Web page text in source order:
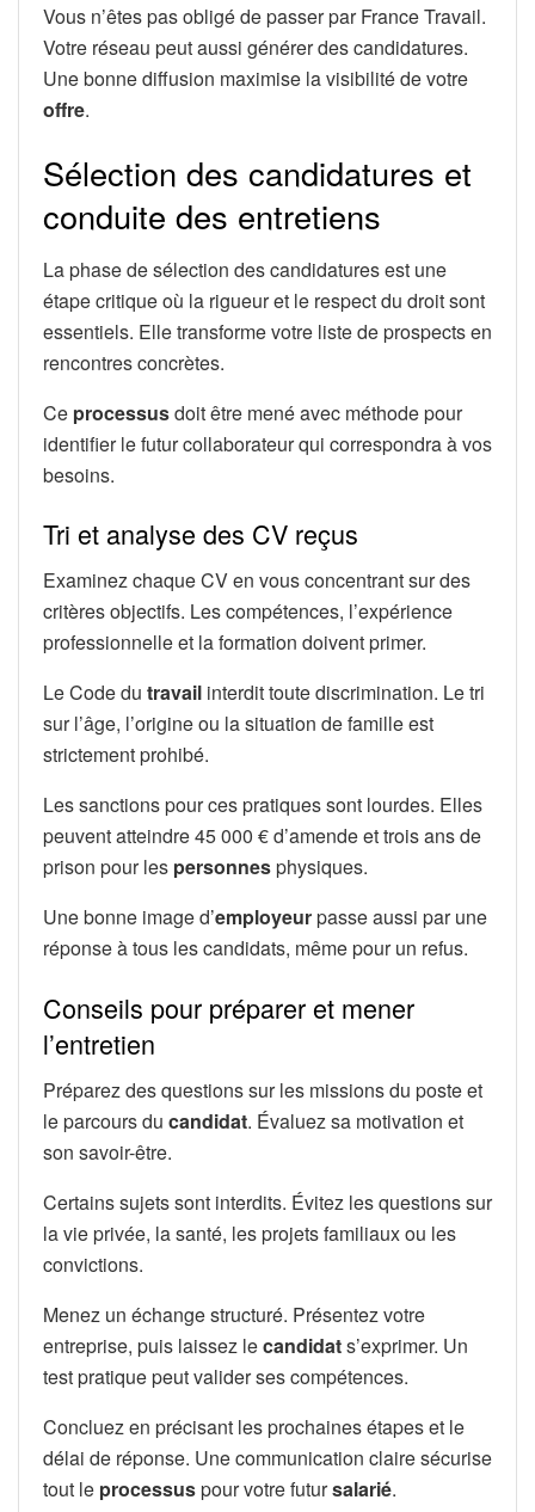
Vous n’êtes pas obligé de passer par France Travail.
Votre réseau peut aussi générer des candidatures.
Une bonne diffusion maximise la visibilité de votre
offre.
Sélection des candidatures et
conduite des entretiens
La phase de sélection des candidatures est une
étape critique où la rigueur et le respect du droit sont
essentiels. Elle transforme votre liste de prospects en
rencontres concrètes.
Ce processusdoit être mené avec méthode pour
identifier le futur collaborateur qui correspondra à vos
besoins.
Tri et analyse des CV reçus
Examinez chaque CV en vous concentrant sur des
critères objectifs. Les compétences, l’expérience
professionnelle et la formation doivent primer.
Le Code du travail interdit toute discrimination. Le tri
sur l’âge, l’origine ou la situation de famille est
strictement prohibé.
Les sanctions pour ces pratiques sont lourdes. Elles
peuvent atteindre 45 000 € d’amende et trois ans de
prison pour les personnesphysiques.
Une bonne image d’employeurpasse aussi par une
réponse à tous les candidats, même pour un refus.
Conseils pour préparer et mener
l’entretien
Préparez des questions sur les missions du poste et
le parcours du candidat. Évaluez sa motivation et
son savoir-être.
Certains sujets sont interdits. Évitez les questions sur
la vie privée, la santé, les projets familiaux ou les
convictions.
Menez un échange structuré. Présentez votre
entreprise, puis laissez lecandidats’exprimer. Un
test pratique peut valider ses compétences.
Concluez en précisant les prochaines étapes et le
délai de réponse. Une communication claire sécurise
tout le processuspour votre futursalarié.